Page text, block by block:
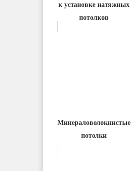
к установке натяжных
потолков
Минераловолокнистые
потолки